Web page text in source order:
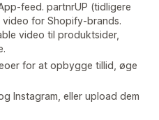
feed. partnrUP (tidligere
for Shopify-brands.
video til produktsider,
for at opbygge tillid, øge
Instagram, eller upload dem